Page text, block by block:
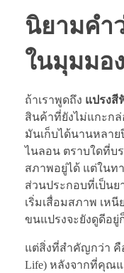
นิยามคำ
ในมุมมอ
ถ้าเราพูดถึง แปรงสี
สินค้าที่ยังไม่แกะกล่
มันเก็บได้นานหลาย
ไนลอน ตราบใดที่บ
สภาพอยู่ได้ แต่ในท
ส่วนประกอบที่เป็นย
เริ่มเสื่อมสภาพ เห
ขนแปรงจะยังดูดีอยู่
แต่สิ่งที่สำคัญกว่า คือ
Life) หลังจากที่คุณ